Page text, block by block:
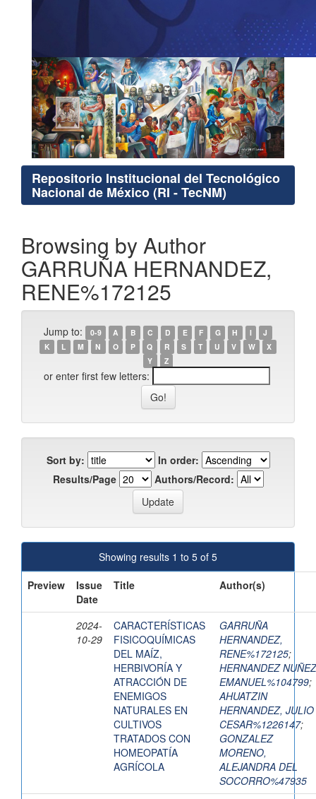
Repositorio Institucional del Tecnológico
Nacional de México (RI - TecNM)
Browsing by Author
GARRUÑA HERNANDEZ,
RENE%172125
Jump to: 0-9 A B C D E F G H I
J
K
L M N O P Q R S T U V W
X
Y
Z
or enter first few letters:
Sort by:
In order:
Results/Page
Authors/Record:
Showing results 1 to 5 of 5
Preview
Issue
Date
Title Author(s)
2024-
10-29
CARACTERÍSTICAS
FISICOQUÍMICAS
DEL MAÍZ,
HERBIVORÍA Y
ATRACCIÓN DE
ENEMIGOS
NATURALES EN
CULTIVOS
TRATADOS CON
HOMEOPATÍA
AGRÍCOLA
GARRUÑA
HERNANDEZ,
RENE%172125;
HERNANDEZ
EMANUEL%104799;
AHUATZIN
HERNANDEZ, JULIO
CESAR%1226147;
GONZALEZ
MORENO,
ALEJANDRA DEL
SOCORRO%47935